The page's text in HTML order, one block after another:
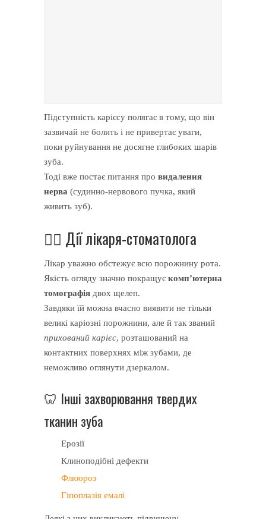
Підступність карієсу полягає в тому, що він
зазвичай не болить і не привертає уваги,
поки руйнування не досягне глибоких шарів
зуба.
Тоді вже постає питання про видалення
нерва (судинно-нервового пучка, який
живить зуб).
👩‍⚕️ Дії лікаря-стоматолога
Лікар уважно обстежує всю порожнину рота.
Якість огляду значно покращує комп’ютерна
томографія двох щелеп.
Завдяки їй можна вчасно виявити не тільки
великі каріозні порожнини, але й так званий
прихований карієс, розташований на
контактних поверхнях між зубами, де
неможливо оглянути дзеркалом.
🦷 Інші захворювання твердих
тканин зуба
Ерозії
Клиноподібні дефекти
Флюороз
Гіпоплазія емалі